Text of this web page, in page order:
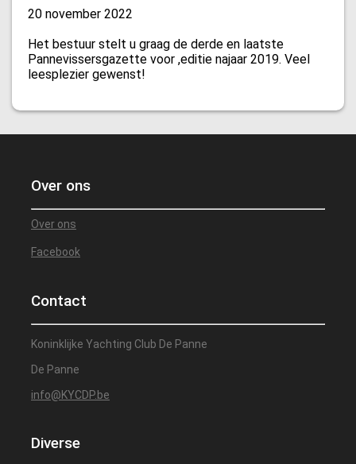
20 november 2022
Het bestuur stelt u graag de derde en laatste
Pannevissersgazette voor ,editie najaar 2019. Veel
leesplezier gewenst!
Over ons
Over ons
Facebook
Contact
Koninklijke Yachting Club De Panne
De Panne
info@KYCDP.be
Diverse